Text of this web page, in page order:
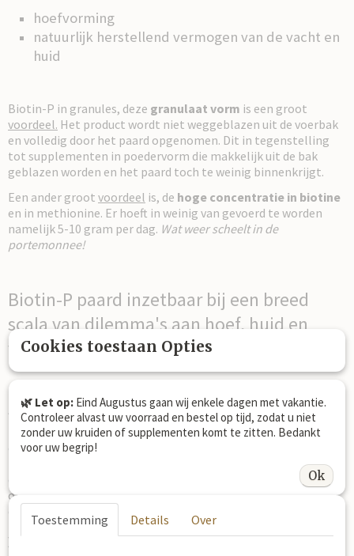
hoefvorming
natuurlijk herstellend vermogen van de vacht en
huid
Biotin-P in granules, deze granulaat vorm is een groot
voordeel. Het product wordt niet weggeblazen uit de voerbak
en volledig door het paard opgenomen. Dit in tegenstelling
tot supplementen in poedervorm die makkelijk uit de bak
geblazen worden en het paard toch te weinig binnenkrijgt.
Een ander groot voordeel is, de hoge concentratie in biotine
en in methionine. Er hoeft in weinig van gevoerd te worden
namelijk 5-10 gram per dag. Wat weer scheelt in de
portemonnee!
Biotin-P paard inzetbaar bij een breed
scala van dilemma's aan hoef, huid en
vacht!
Zink
Zink is een essentieel, wateroplosbaar spoorelement dat een
cruciale rol speelt in het metabolisme van je paard. Het draagt
bij aan gezonde hoeven en een sterke huid en ondersteunt
daarnaast tal van andere vitale lichaamsfuncties. Zo is zink
onmisbaar voor enzymen en speelt het een belangrijke rol in
Biotine
Cookies toestaan Opties
🌿 Let op: Eind Augustus gaan wij enkele dagen met vakantie.
Controleer alvast uw voorraad en bestel op tijd, zodat u niet
zonder uw kruiden of supplementen komt te zitten. Bedankt
voor uw begrip!
Ok
Toestemming Details Over